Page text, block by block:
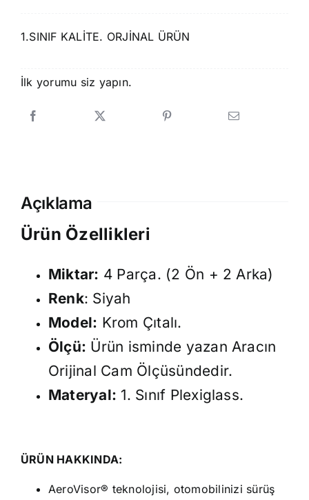
1.SINIF KALİTE. ORJİNAL ÜRÜN
İlk yorumu siz yapın.
Açıklama
Ürün Özellikleri
Miktar: 4 Parça. (2 Ön + 2 Arka)
Renk: Siyah
Model: Krom Çıtalı.
Ölçü: Ürün isminde yazan Aracın
Orijinal Cam Ölçüsündedir.
Materyal: 1. Sınıf Plexiglass.
ÜRÜN HAKKINDA:
AeroVisor® teknolojisi, otomobilinizi sürüş